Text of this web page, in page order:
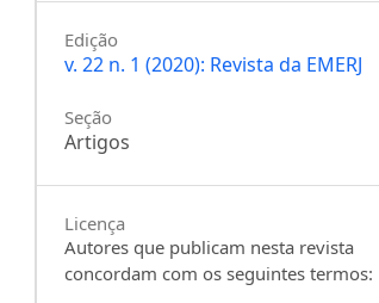
Edição
v. 22 n. 1 (2020): Revista da EMERJ
Seção
Artigos
Licença
Autores que publicam nesta revista
concordam com os seguintes termos: